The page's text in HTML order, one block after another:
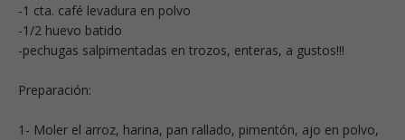
-1 cta. café levadura en polvo
-1/2 huevo batido
-pechugas salpimentadas en trozos, enteras, a gustos!!!
Preparación:
1- Moler el arroz, harina, pan rallado, pimentón, ajo en polvo,